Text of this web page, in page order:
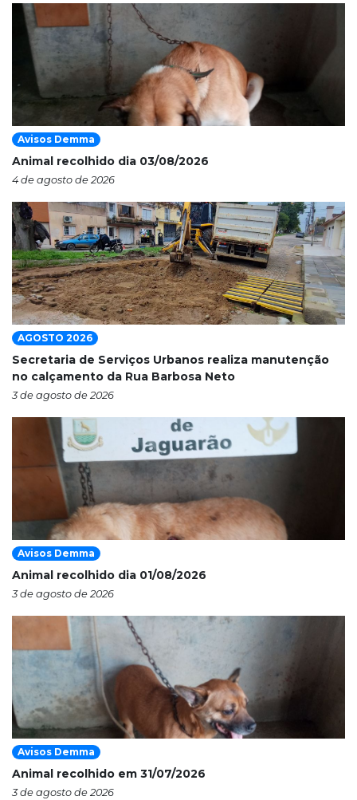
Avisos Demma
Animal recolhido dia 03/08/2026
4 de agosto de 2026
AGOSTO 2026
Secretaria de Serviços Urbanos realiza manutenção
no calçamento da Rua Barbosa Neto
3 de agosto de 2026
Avisos Demma
Animal recolhido dia 01/08/2026
3 de agosto de 2026
Avisos Demma
Animal recolhido em 31/07/2026
3 de agosto de 2026